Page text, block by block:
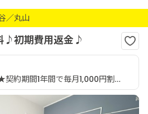
／丸山
♪初期費用返金♪
約期間1年間で毎月1,000円割...